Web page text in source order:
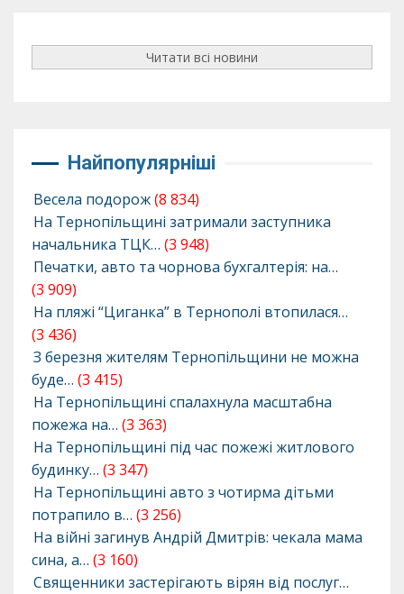
Читати всі новини
Найпопулярніші
Весела подорож(8 834)
На Тернопільщині затримали заступника
начальника ТЦК… (3 948)
Печатки, авто та чорнова бухгалтерія: на…
(3 909)
На пляжі “Циганка” в Тернополі втопилася…
(3 436)
З березня жителям Тернопільщини не можна
буде… (3 415)
На Тернопільщині спалахнула масштабна
пожежа на… (3 363)
На Тернопільщині під час пожежі житлового
будинку… (3 347)
На Тернопільщині авто з чотирма дітьми
потрапило в… (3 256)
На війні загинув Андрій Дмитрів: чекала мама
сина, а… (3 160)
Священники застерігають вірян від послуг…